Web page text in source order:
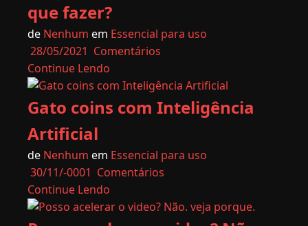
que fazer?
de Nenhum em Essencial para uso
28/05/2021 Comentários
Continue Lendo
Gato coins com Inteligência
Artificial
de Nenhum em Essencial para uso
30/11/-0001 Comentários
Continue Lendo